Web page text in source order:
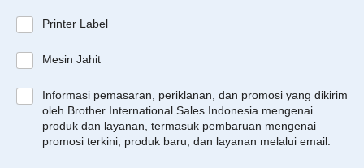
Printer Label
Mesin Jahit
Informasi pemasaran, periklanan, dan promosi yang dikirim
oleh Brother International Sales Indonesia mengenai
produk dan layanan, termasuk pembaruan mengenai
promosi terkini, produk baru, dan layanan melalui email.